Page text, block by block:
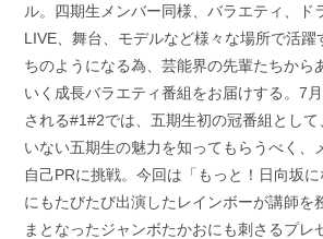
ル。四期生メンバー同様、バラエティ、ド
LIVE、舞台、モデルなど様々な場所で活躍
ちのようになる為、芸能界の先輩たちから
いく成長バラエティ番組をお届けする。7
される#1#2では、五期生初の冠番組とし
いない五期生の魅力を知ってもらうべく、
自己PRに挑戦。今回は「もっと！日向坂
にもたびたび出演したレインボーが講師を
まとなったジャンボたかおにも刺さるプレ